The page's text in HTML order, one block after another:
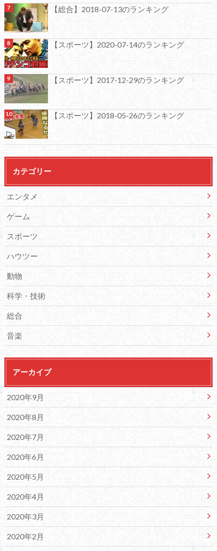
【総合】2018-07-13のランキング
【スポーツ】2020-07-14のランキング
【スポーツ】2017-12-29のランキング
【スポーツ】2018-05-26のランキング
カテゴリー
エンタメ
ゲーム
スポーツ
ハウツー
動物
科学・技術
総合
音楽
アーカイブ
2020年9月
2020年8月
2020年7月
2020年6月
2020年5月
2020年4月
2020年3月
2020年2月